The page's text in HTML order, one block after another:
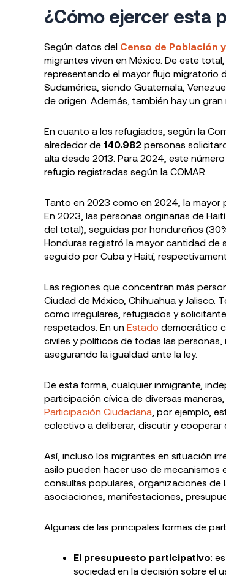
¿Cómo ejercer esta
Según datos del Censo de Población
migrantes viven en México. De este
representando el mayor flujo migratorio
Sudamérica, siendo Guatemala,
de origen. Además, también hay un
En cuanto a los refugiados, según la
alrededor de 140.982 personas
alta desde 2013. Para 2024, este
refugio registradas según la COMAR.
Tanto en 2023 como en 2024, la mayor
En 2023, las personas originarias de
del total), seguidas por hondureños
Honduras registró la mayor cantidad de
seguido por Cuba y Haití,
Las regiones que concentran más
Ciudad de México, Chihuahua y Jalisco.
como irregulares, refugiados y
respetados. En un Estado democrático
civiles y políticos de todas las
asegurando la igualdad ante la ley.
De esta forma, cualquier inmigrante,
participación cívica de diversas
Participación Ciudadana , por ejemplo,
colectivo a deliberar, discutir y
Así, incluso los migrantes en situación
asilo pueden hacer uso de
consultas populares, organizaciones de
asociaciones, manifestaciones,
Algunas de las principales formas de
El presupuesto participativo:
sociedad en la decisión sobre el